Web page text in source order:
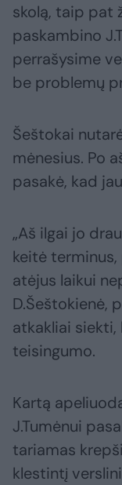
skolą, taip pat
paskambino
perrašysime
be problemų
Šeštokai
mėnesius. Po
pasakė, kad
„Aš ilgai jo
keitė
atėjus laikui
D.Šeštokienė,
atkakliai siekti,
teisingumo.
Kartą
J.Tumėnui
tariamas
klestintį